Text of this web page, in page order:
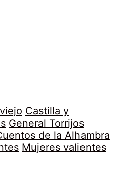
Castilla y
General Torrijos
de la Alhambra
Mujeres valientes